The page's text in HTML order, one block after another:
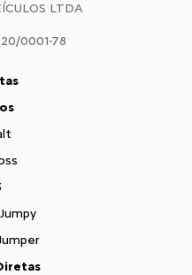
LTDA
0001-78